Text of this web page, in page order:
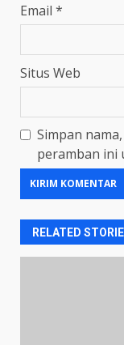
Email *
Situs Web
Simpan
peramban ini
RELATED